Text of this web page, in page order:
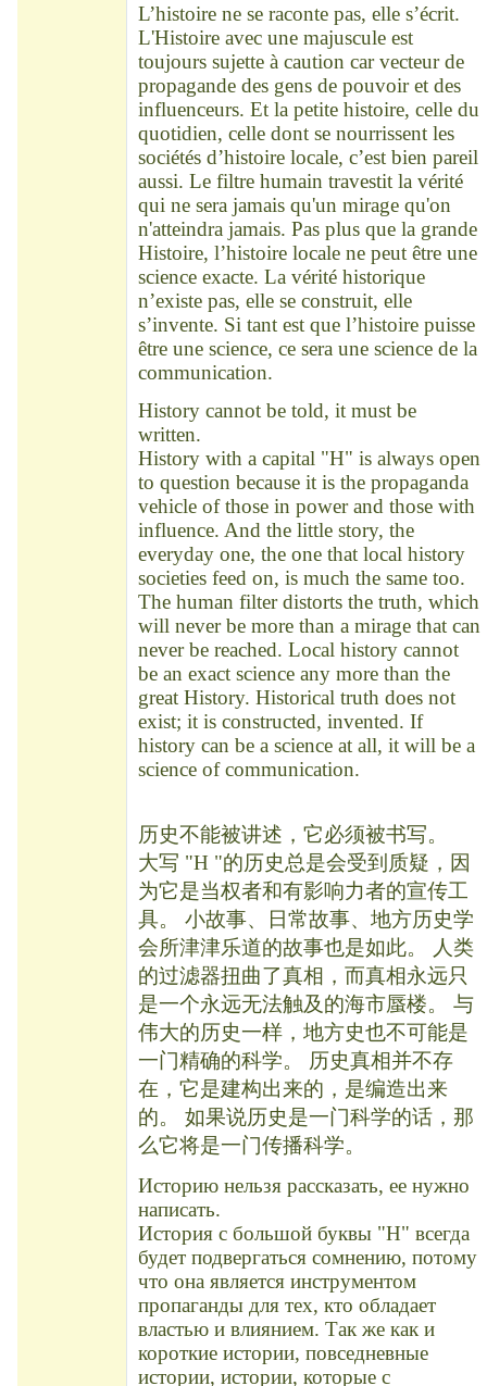
L’histoire ne se raconte pas, elle s’écrit.
L'Histoire avec une majuscule est
toujours sujette à caution car vecteur de
propagande des gens de pouvoir et des
influenceurs. Et la petite histoire, celle du
quotidien, celle dont se nourrissent les
sociétés d’histoire locale, c’est bien pareil
aussi. Le filtre humain travestit la vérité
qui ne sera jamais qu'un mirage qu'on
n'atteindra jamais. Pas plus que la grande
Histoire, l’histoire locale ne peut être une
science exacte. La vérité historique
n’existe pas, elle se construit, elle
s’invente. Si tant est que l’histoire puisse
être une science, ce sera une science de la
communication.
History cannot be told, it must be
written.
History with a capital "H" is always open
to question because it is the propaganda
vehicle of those in power and those with
influence. And the little story, the
everyday one, the one that local history
societies feed on, is much the same too.
The human filter distorts the truth, which
will never be more than a mirage that can
never be reached. Local history cannot
be an exact science any more than the
great History. Historical truth does not
exist; it is constructed, invented. If
history can be a science at all, it will be a
science of communication.
历史不能被讲述，它必须被书写。
大写 "H "的历史总是会受到质疑，因
为它是当权者和有影响力者的宣传工
具。 小故事、日常故事、地方历史学
会所津津乐道的故事也是如此。 人类
的过滤器扭曲了真相，而真相永远只
是一个永远无法触及的海市蜃楼。 与
伟大的历史一样，地方史也不可能是
一门精确的科学。 历史真相并不存
在，它是建构出来的，是编造出来
的。 如果说历史是一门科学的话，那
么它将是一门传播科学。
Историю нельзя рассказать, ее нужно
написать.
История с большой буквы "Н" всегда
будет подвергаться сомнению, потому
что она является инструментом
пропаганды для тех, кто обладает
властью и влиянием. Так же как и
короткие истории, повседневные
истории, истории, которые с